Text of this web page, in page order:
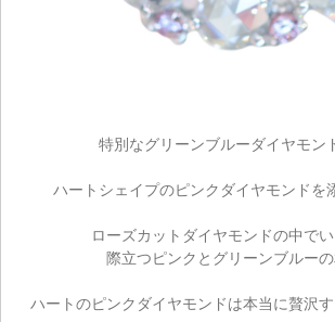
特別なグリーンブルーダイヤモン
ハートシェイプのピンクダイヤモンドを
ローズカットダイヤモンドの中で
際立つピンクとグリーンブルーの
ハートのピンクダイヤモンドは本当に贅沢す